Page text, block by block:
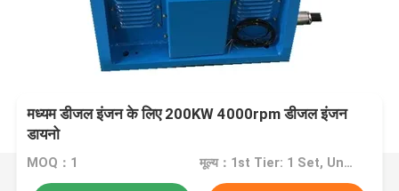
मध्यम डीजल इंजन के लिए 200KW 4000rpm डीजल इंजन
डायनो
MOQ：1 मूल्य：1st Tier: 1 Set, Unit Price USD 3.00 2nd Tier: 2-5 Sets, Unit Price USD 2.00 3rd Tier: Over 5 Sets, Unit Price USD 1.00